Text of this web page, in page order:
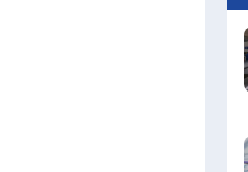
Этический кодекс